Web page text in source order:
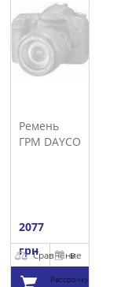
Ремень
ГРМ DAYCO
2077
грнСравнение
В
Рассрочку